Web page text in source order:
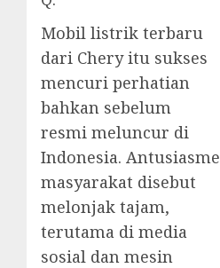
Mobil listrik terbaru
dari Chery itu sukses
mencuri perhatian
bahkan sebelum
resmi meluncur di
Indonesia. Antusiasme
masyarakat disebut
melonjak tajam,
terutama di media
sosial dan mesin